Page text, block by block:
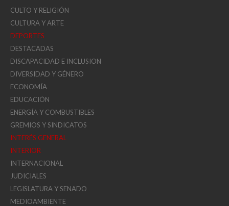
CULTO Y RELIGIÓN
CULTURA Y ARTE
DEPORTES
DESTACADAS
DISCAPACIDAD E INCLUSION
DIVERSIDAD Y GÉNERO
ECONOMÍA
EDUCACIÓN
ENERGÍA Y COMBUSTIBLES
GREMIOS Y SINDICATOS
INTERÉS GENERAL
INTERIOR
INTERNACIONAL
JUDICIALES
LEGISLATURA Y SENADO
MEDIOAMBIENTE